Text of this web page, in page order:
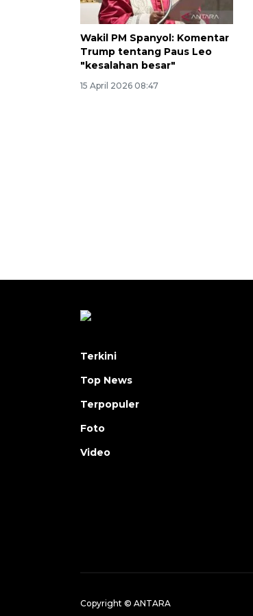
Wakil PM Spanyol: Komentar
Trump tentang Paus Leo
"kesalahan besar"
15 April 2026 08:47
Terkini
Top News
Terpopuler
Foto
Video
Copyright © ANTARA